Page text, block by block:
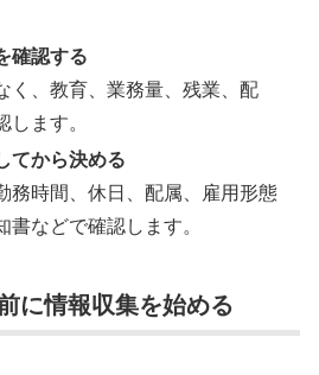
確認する
く、教育、業務量、残業、配
ます。
てから決める
務時間、休日、配属、雇用形態
などで確認します。
に情報収集を始める